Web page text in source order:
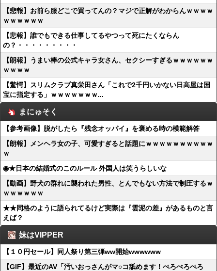
【悲報】お前ら服どこで買ってんの？マジで正解がわからんｗｗｗｗ
ｗｗｗｗｗｗ
【悲報】誰でもできる仕事してるやつって死にたくならん
の？・・・・・・・・・
【朗報】うまい棒の公式キャラ女さん、セクシーすぎるｗｗｗｗｗｗ
ｗｗｗｗ
【驚愕】スリムクラブ真栄田さん「これで2千円いかない日高屋は国
宝に指定する」ｗｗｗｗｗｗｗ...
まにゅそく
【参考画像】脱がしたら『残念オッパイ』を褒める時の模範解答
【朗報】メンヘラ女の子、可愛すぎると話題にｗｗｗｗｗｗｗｗｗｗ
ｗ
◉★日本の結婚式のこのルール 外国人は笑うらしいな
【動画】野犬の群れに襲われた男性、とんでもない方法で制圧するｗ
ｗｗｗｗｗｗ
★★同格のように語られてるけど実際は『雲泥の差』があるものと言
えば？
妹はVIPPER
【１０円セール】同人祭り第三弾ww開始wwwwww
【GIF】最近のAV「汚いおっさんがマ○コ舐めます！ぺろぺろぺろ